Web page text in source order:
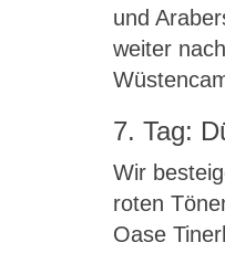
und
weiter
7. Tag:
Wir
roten
Oase